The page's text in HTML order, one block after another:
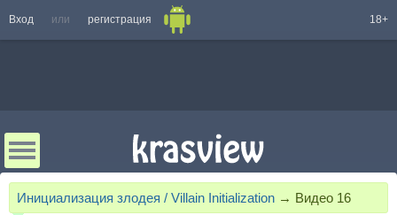
Вход или регистрация 18+
Инициализация злодея / Villain Initialization → Видео 16